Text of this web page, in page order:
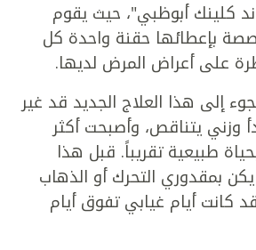
كلينك أبوظبي"، حيث يقوم
بإعطائها حقنة واحدة كل
على أعراض المرض لديها.
إلى هذا العلاج الجديد قد غير
وزني يتناقص، وأصبحت أكثر
طبيعية تقريباً. قبل هذا
يكن بمقدوري التحرك أو الذهاب
كانت أيام غيابي تفوق أيام